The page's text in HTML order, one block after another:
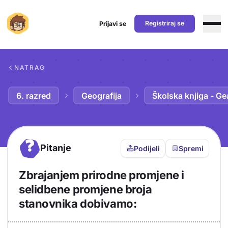
Prijavi se Registriraj se
NATRAG
6. razred Geografija Školska knjiga -
? Pitanje Podijeli Spremi
Zbrajanjem prirodne promjene i
selidbene promjene broja
stanovnika dobivamo: